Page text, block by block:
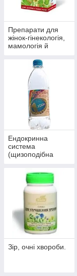
Препарати для
жінок-гінекологія,
мамологія й
Ендокринна
система
(щизоподібна
діабет)
Зір, очні хвороби.